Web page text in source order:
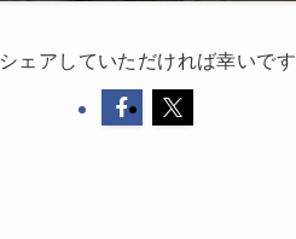
シェアしていただければ幸いです